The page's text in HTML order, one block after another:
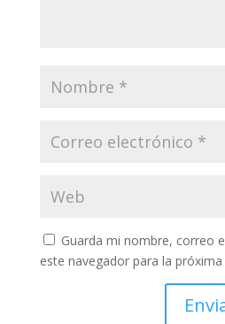
Guarda mi nombre, correo
este navegador para la